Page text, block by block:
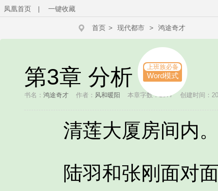
凤凰首页 | 一键收藏
首页 > 现代都市 > 鸿途奇才
第3章 分析 上班族必备
Word模式
书名： 鸿途奇才 作者： 风和暖阳 本章字数：2577 创建时间：
清莲大厦房间内
陆羽和张刚面对面